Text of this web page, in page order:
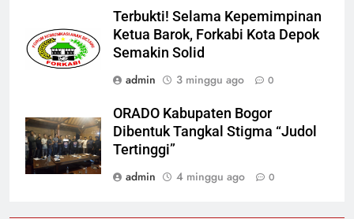
Terbukti! Selama Kepemimpinan
Ketua Barok, Forkabi Kota Depok
Semakin Solid
admin
3 minggu ago 0
ORADO Kabupaten Bogor
Dibentuk Tangkal Stigma “Judol
Tertinggi”
admin
4 minggu ago 0